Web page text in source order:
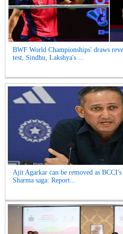
BWF World Championships' draws
test, Sindhu, Lakshya's ...
Ajit Agarkar can be removed as
Sharma saga: Report...